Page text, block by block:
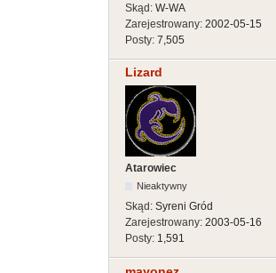
Skąd: W-WA
Zarejestrowany: 2002-05-15
Posty: 7,505
Lizard
Atarowiec
Nieaktywny
Skąd: Syreni Gród
Zarejestrowany: 2003-05-16
Posty: 1,591